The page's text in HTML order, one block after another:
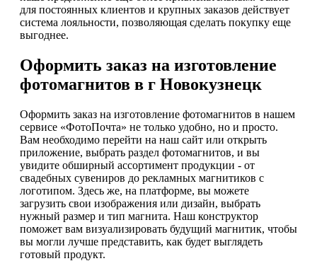
для постоянных клиентов и крупных заказов действует
система лояльности, позволяющая сделать покупку еще
выгоднее.
Оформить заказ на изготовление
фотомагнитов в г Новокузнецк
Оформить заказ на изготовление фотомагнитов в нашем
сервисе «ФотоПочта» не только удобно, но и просто.
Вам необходимо перейти на наш сайт или открыть
приложение, выбрать раздел фотомагнитов, и вы
увидите обширный ассортимент продукции - от
свадебных сувениров до рекламных магнитиков с
логотипом. Здесь же, на платформе, вы можете
загрузить свои изображения или дизайн, выбрать
нужный размер и тип магнита. Наш конструктор
поможет вам визуализировать будущий магнитик, чтобы
вы могли лучше представить, как будет выглядеть
готовый продукт.